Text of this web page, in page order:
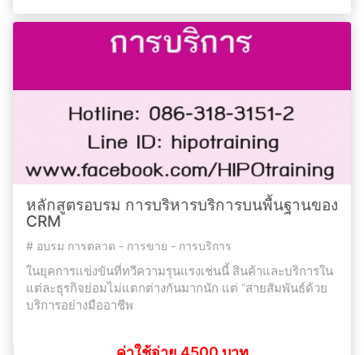
หลักสูตรอบรม การบริหารบริการบนพื้นฐานของ
CRM
# อบรม การตลาด - การขาย - การบริการ
ในยุคการแข่งขันที่ทวีความรุนแรงเช่นนี้ สินค้าและบริการใน
แต่ละธุรกิจย่อมไม่แตกต่างกันมากนัก แต่ “สายสัมพันธ์ด้วย
บริการอย่างมืออาชีพ